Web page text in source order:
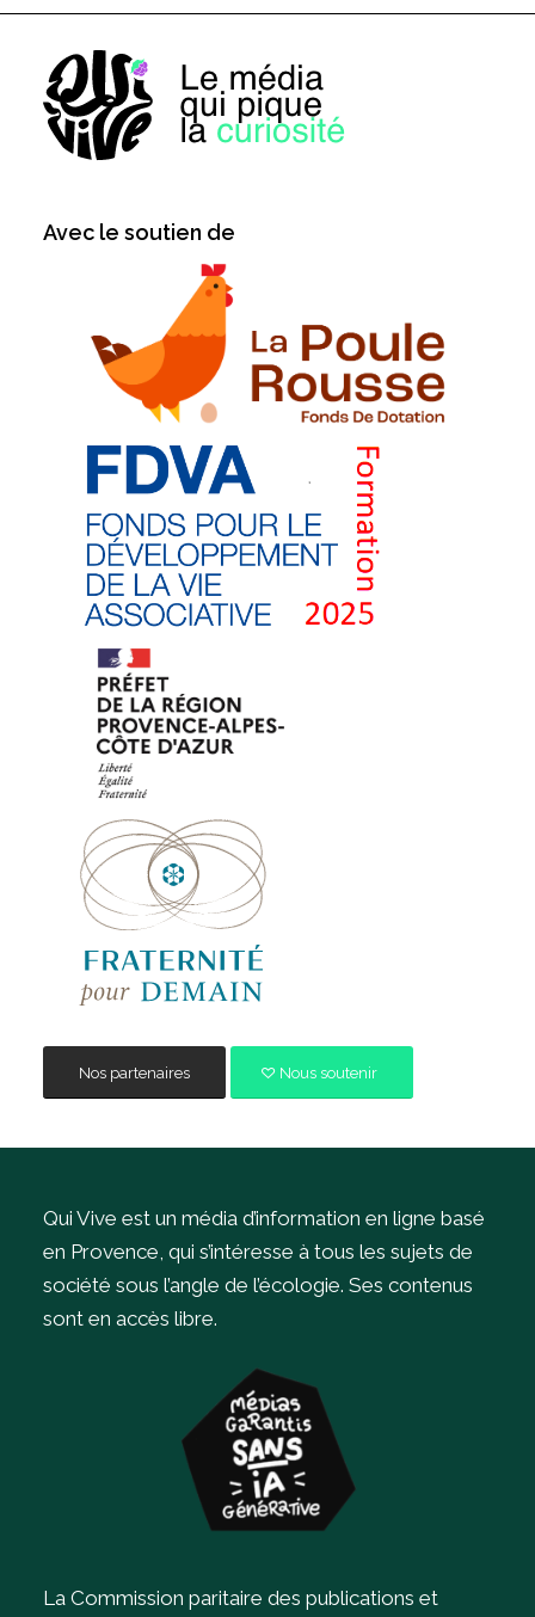
Avec le soutien de
Nos partenaires Nous soutenir
Qui Vive est un média d’information en ligne basé
en Provence, qui s’intéresse à tous les sujets de
société sous l’angle de l’écologie. Ses contenus
sont en accès libre.
La Commission paritaire des publications et